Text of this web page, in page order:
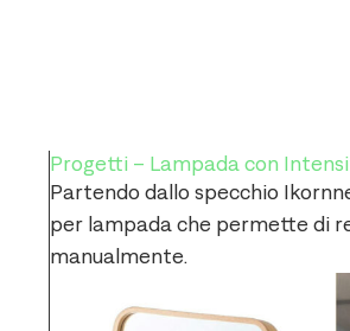
Progetti – Lampada con
Partendo dallo specchio
per lampada che permette di
manualmente.